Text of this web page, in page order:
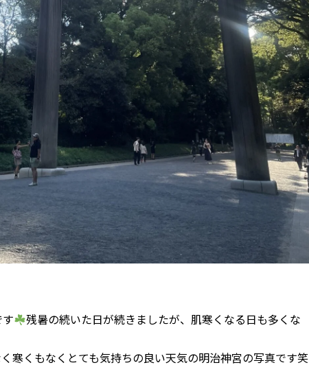
残暑の続いた日が続きましたが、肌寒くなる日も多くな
寒くもなくとても気持ちの良い天気の明治神宮の写真です笑